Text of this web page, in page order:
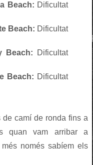
Beach: Dificultat
Beach: Dificultat
Beach:
Dificultat
Beach: Dificultat
camí de ronda fins a
quan vam arribar a
només sabíem els